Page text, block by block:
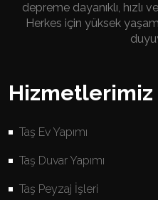
depreme dayanıklı, hızlı
Herkes için yüksek
Hizmetlerimiz
Taş Ev Yapımı
Taş Duvar Yapımı
Taş Peyzaj İşleri